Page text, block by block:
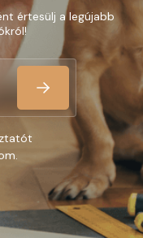
értesülj a legújabb